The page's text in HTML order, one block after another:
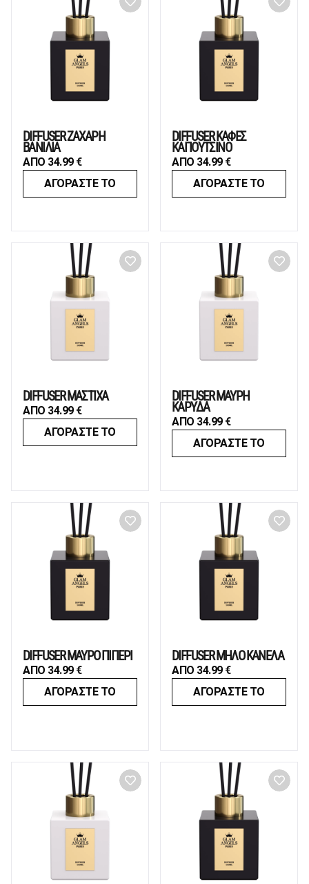
DIFFUSER ΖΑΧΑΡΗ
ΒΑΝΙΛΙΑ
ΑΠΟ 34.99 €
ΑΓΟΡΑΣΤΕ ΤΟ
DIFFUSER ΚΑΦΕΣ
ΚΑΠΟΥΤΣΙΝΟ
ΑΠΟ 34.99 €
ΑΓΟΡΑΣΤΕ ΤΟ
DIFFUSER ΜΑΣΤΙΧΑ
ΑΠΟ 34.99 €
ΑΓΟΡΑΣΤΕ ΤΟ
DIFFUSER ΜΑΥΡΗ
ΚΑΡΥΔΑ
ΑΠΟ 34.99 €
ΑΓΟΡΑΣΤΕ ΤΟ
DIFFUSER ΜΑΥΡΟ ΠΙΠΕΡΙ
ΑΠΟ 34.99 €
ΑΓΟΡΑΣΤΕ ΤΟ
DIFFUSER ΜΗΛΟ ΚΑΝΕΛΑ
ΑΠΟ 34.99 €
ΑΓΟΡΑΣΤΕ ΤΟ